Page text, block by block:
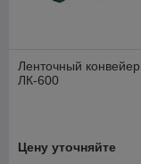
Ленточный конвейер
ЛК-600
Цену уточняйте